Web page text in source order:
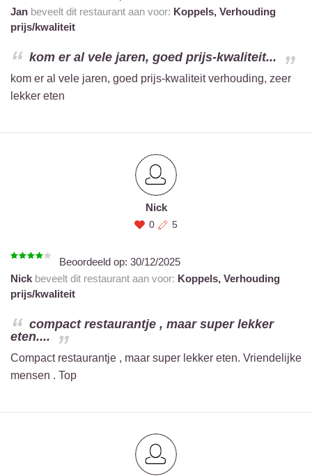
Jan beveelt dit restaurant aan voor: Koppels, Verhouding
prijs/kwaliteit
kom er al vele jaren, goed prijs-kwaliteit...
kom er al vele jaren, goed prijs-kwaliteit verhouding, zeer
lekker eten
Nick
0 5
Beoordeeld op: 30/12/2025
Nick beveelt dit restaurant aan voor: Koppels, Verhouding
prijs/kwaliteit
compact restaurantje , maar super lekker
eten....
Compact restaurantje , maar super lekker eten. Vriendelijke
mensen . Top